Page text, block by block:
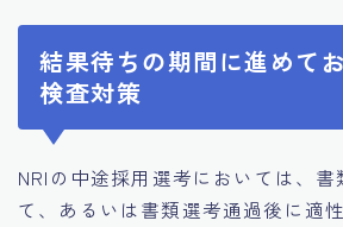
結果待ちの期間に進めて
検査対策
NRIの中途採用選考においては、書
て、あるいは書類選考通過後に適